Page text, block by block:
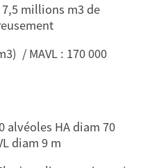
millions m3 de
/ MAVL : 170 000
HA diam 70
diam 9 m